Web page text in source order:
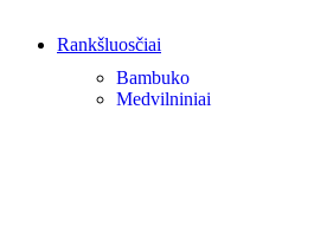
Rankšluosčiai
Bambuko
Medvilniniai